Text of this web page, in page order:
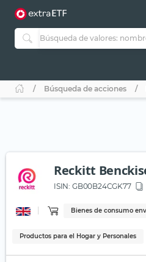
Búsqueda de acciones
Reckitt
ISIN: GB00B24CGK77
Bienes de consumo
Productos para el Hogar y Personales